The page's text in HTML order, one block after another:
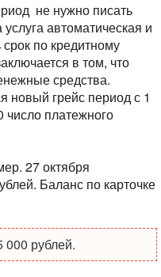
не нужно писать
автоматическая и
по кредитному
в том, что
средства.
новый грейс период с 1
число платежного
27 октября
Баланс по карточке
000 рублей.